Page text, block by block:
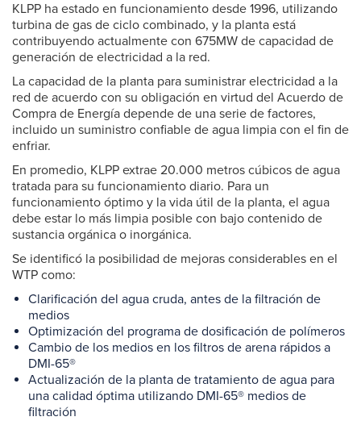
KLPP ha estado en funcionamiento desde 1996, utilizando
turbina de gas de ciclo combinado, y la planta está
contribuyendo actualmente con 675MW de capacidad de
generación de electricidad a la red.
La capacidad de la planta para suministrar electricidad a la
red de acuerdo con su obligación en virtud del Acuerdo de
Compra de Energía depende de una serie de factores,
incluido un suministro confiable de agua limpia con el fin de
enfriar.
En promedio, KLPP extrae 20.000 metros cúbicos de agua
tratada para su funcionamiento diario. Para un
funcionamiento óptimo y la vida útil de la planta, el agua
debe estar lo más limpia posible con bajo contenido de
sustancia orgánica o inorgánica.
Se identificó la posibilidad de mejoras considerables en el
WTP como:
Clarificación del agua cruda, antes de la filtración de
medios
Optimización del programa de dosificación de polímeros
Cambio de los medios en los filtros de arena rápidos a
DMI-65®
Actualización de la planta de tratamiento de agua para
una calidad óptima utilizando DMI-65® medios de
filtración